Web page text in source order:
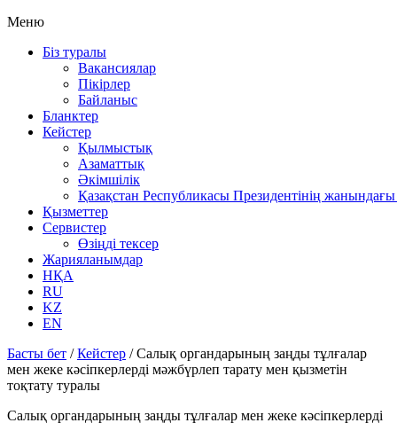
Меню
Біз туралы
Вакансиялар
Пікірлер
Байланыс
Бланктер
Кейстер
Қылмыстық
Азаматтық
Әкімшілік
Қазақстан Республикасы Президентінің
Қызметтер
Сервистер
Өзіңді тексер
Жарияланымдар
НҚА
RU
KZ
EN
Басты бет /Кейстер /Салық органдарының заңды тұлғалар
мен жеке кәсіпкерлерді мәжбүрлеп тарату мен қызметін
тоқтату туралы
Салық органдарының заңды тұлғалар мен жеке кәсіпкерлерді